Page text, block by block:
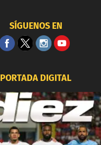
SÍGUENOS EN
PORTADA DIGITAL